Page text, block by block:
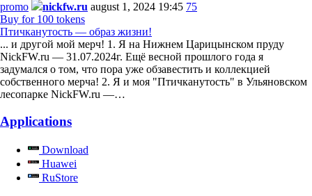
promo nickfw.ru august 1, 2024 19:45 75
Buy for 100 tokens
Птичканутость — образ жизни!
... и другой мой мерч! 1. Я на Нижнем Царицынском пруду
NickFW.ru — 31.07.2024г. Ещё весной прошлого года я
задумался о том, что пора уже обзавестить и коллекцией
собственного мерча! 2. Я и моя "Птичканутость" в Ульяновском
лесопарке NickFW.ru —…
Applications
Download
Huawei
RuStore